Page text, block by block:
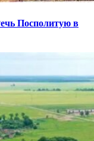
Посполитую в